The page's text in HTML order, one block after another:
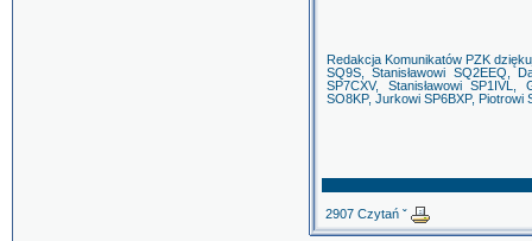
Redakcja Komunikatów PZK
SQ9S, Stanisławowi SQ2EEQ,
SP7CXV, Stanisławowi SP1IVL,
SO8KP, Jurkowi SP6BXP, Piotrowi
2907 Czytań ˇ